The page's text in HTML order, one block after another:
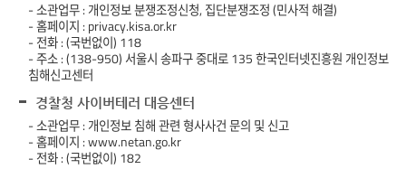
- 소관업무 : 개인정보 분쟁조정신청, 집단분쟁조정 (민사적 해결)
- 홈페이지 : privacy.kisa.or.kr
- 전화 : (국번없이) 118
- 주소 : (138-950) 서울시 송파구 중대로 135 한국인터넷진흥원 개인정보
침해신고센터
경찰청 사이버테러 대응센터
- 소관업무 : 개인정보 침해 관련 형사사건 문의 및 신고
- 홈페이지 : www.netan.go.kr
- 전화 : (국번없이) 182